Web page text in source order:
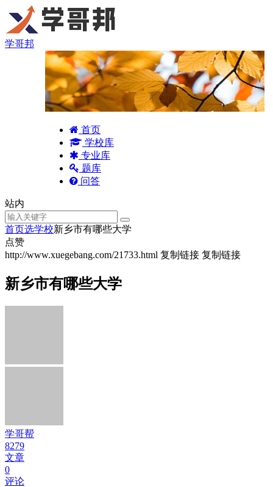
学哥邦
首页
学校库
专业库
题库
问答
站内
首页选学校新乡市有哪些大学
点赞
http://www.xuegebang.com/21733.html 复制链接 复制链接
新乡市有哪些大学
学哥帮
8279
文章
0
评论